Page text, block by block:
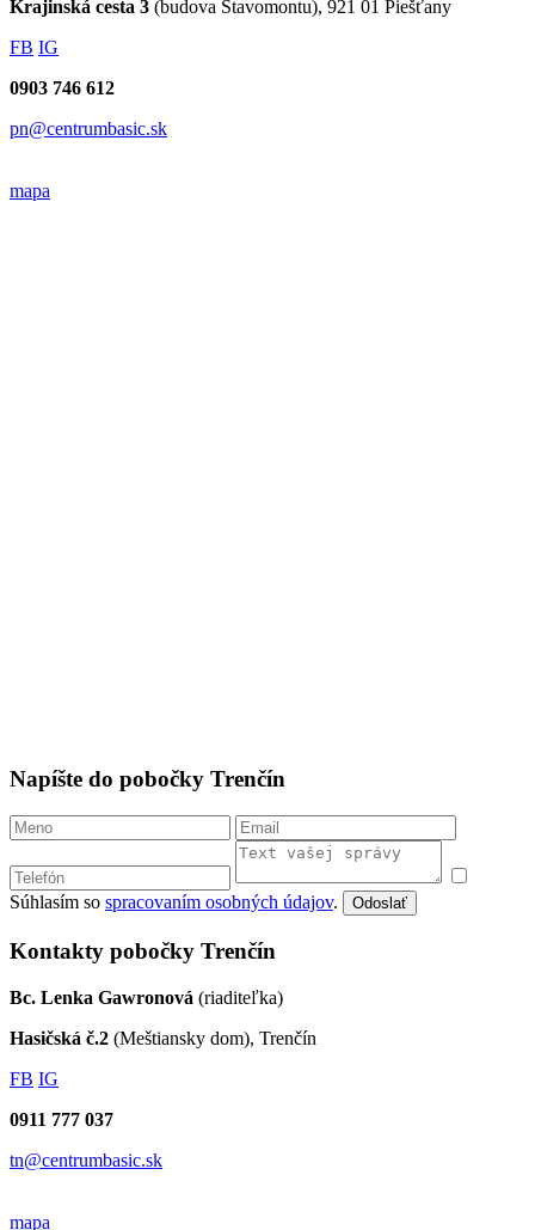
Krajinská cesta 3 (budova Stavomontu), 921 01 Piešťany
FB IG
0903 746 612
pn@centrumbasic.sk
mapa
Napíšte do pobočky Trenčín
Súhlasím so spracovaním osobných údajov. Odoslať
Kontakty pobočky Trenčín
Bc. Lenka Gawronová (riaditeľka)
Hasičská č.2 (Meštiansky dom), Trenčín
FB IG
0911 777 037
tn@centrumbasic.sk
mapa